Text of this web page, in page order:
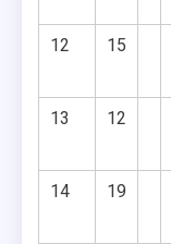
12 15
13 12
14 19